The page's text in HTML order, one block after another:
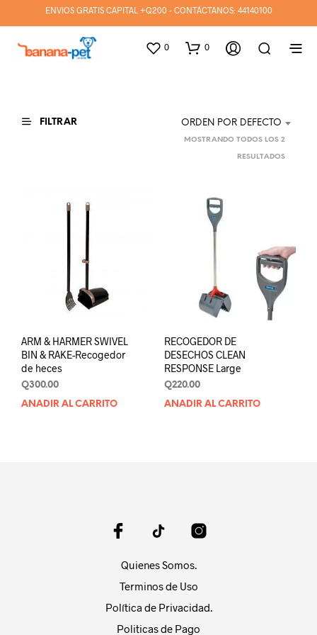
ENVIOS GRATIS CAPITAL +Q200 - CONTÁCTANOS: 44140100
0 0
FILTRAR ORDEN POR DEFECTO
MOSTRANDO TODOS LOS 2
RESULTADOS
ARM & HARMER SWIVEL
BIN & RAKE-Recogedor
de heces
Q300.00
AÑADIR AL CARRITO
RECOGEDOR DE
DESECHOS CLEAN
RESPONSE Large
Q220.00
AÑADIR AL CARRITO
Quienes Somos.
Terminos de Uso
Política de Privacidad.
Politicas de Pago